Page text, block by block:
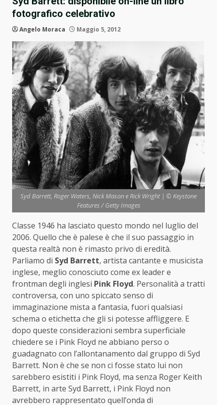
fotografico celebrativo
Angelo Moraca Maggio 5, 2012
Syd Barrett, Roger Waters, Nick Mason e Rick Wright | © Keystone
Features / Getty Images
Classe 1946 ha lasciato questo mondo nel luglio del
2006. Quello che è palese è che il suo passaggio in
questa realtà non è rimasto privo di eredità.
Parliamo di Syd Barrett, artista cantante e musicista
inglese, meglio conosciuto come ex leader e
frontman degli inglesi Pink Floyd. Personalità a tratti
controversa, con uno spiccato senso di
immaginazione mista a fantasia, fuori qualsiasi
schema o etichetta che gli si potesse affliggere. E
dopo queste considerazioni sembra superficiale
chiedere se i Pink Floyd ne abbiano perso o
guadagnato con l’allontanamento dal gruppo di Syd
Barrett. Non è che se non ci fosse stato lui non
sarebbero esistiti i Pink Floyd, ma senza Roger Keith
Barrett, in arte Syd Barrett, i Pink Floyd non
avrebbero rappresentato quell’onda di